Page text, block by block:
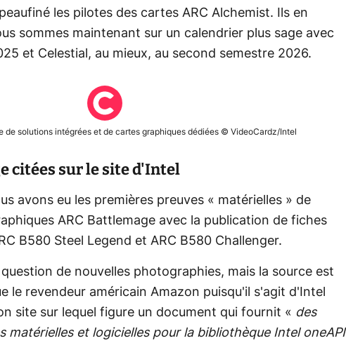
les pilotes des cartes ARC Alchemist. Ils en
sommes maintenant sur un calendrier plus sage avec
et Celestial, au mieux, au second semestre 2026.
de solutions intégrées et de cartes graphiques dédiées © VideoCardz/Intel
citées sur le site d'Intel
avons eu les premières preuves « matérielles » de
ARC Battlemage avec la publication de fiches
B580 Steel Legend et ARC B580 Challenger.
de nouvelles photographies, mais la source est
le revendeur américain Amazon puisqu'il s'agit d'Intel
site sur lequel figure un document qui fournit « des
matérielles et logicielles pour la bibliothèque Intel oneAPI